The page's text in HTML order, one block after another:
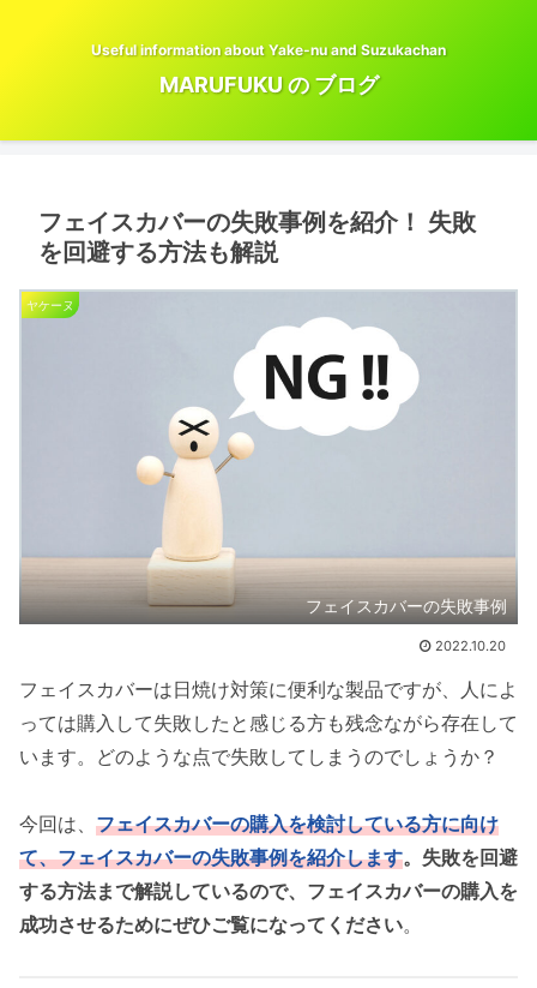
Useful information about Yake-nu and Suzukachan
MARUFUKU の ブログ
フェイスカバーの失敗事例を紹介！ 失敗
を回避する方法も解説
ヤケーヌ
フェイスカバーの失敗事例
2022.10.20
フェイスカバーは日焼け対策に便利な製品ですが、人によ
っては購入して失敗したと感じる方も残念ながら存在して
います。どのような点で失敗してしまうのでしょうか？
今回は、 フェイスカバーの購入を検討している方に向け
て、フェイスカバーの失敗事例を紹介します。失敗を回避
する方法まで解説しているので、フェイスカバーの購入を
成功させるためにぜひご覧になってください。